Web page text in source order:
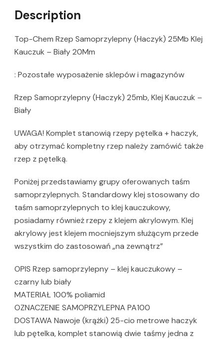
Description
Top-Chem Rzep Samoprzylepny (Haczyk) 25Mb Klej
Kauczuk – Biały 20Mm
: Pozostałe wyposażenie sklepów i magazynów
Rzep Samoprzylepny (Haczyk) 25mb, Klej Kauczuk –
Biały
UWAGA! Komplet stanowią rzepy pętelka + haczyk,
aby otrzymać kompletny rzep należy zamówić także
rzep z pętelką.
Poniżej przedstawiamy grupy oferowanych taśm
samoprzylepnych. Standardowy klej stosowany do
taśm samoprzylepnych to klej kauczukowy,
posiadamy również rzepy z klejem akrylowym. Klej
akrylowy jest klejem mocniejszym służącym przede
wszystkim do zastosowań „na zewnątrz”
OPIS Rzep samoprzylepny – klej kauczukowy –
czarny lub biały
MATERIAŁ 100% poliamid
OZNACZENIE SAMOPRZYLEPNA PA100
DOSTAWA Nawoje (krążki) 25-cio metrowe haczyk
lub pętelka, komplet stanowią dwie taśmy jedna z